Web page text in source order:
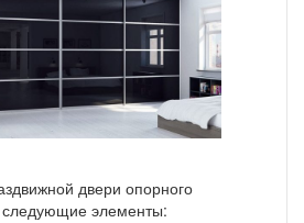
двери опорного
следующие элементы: